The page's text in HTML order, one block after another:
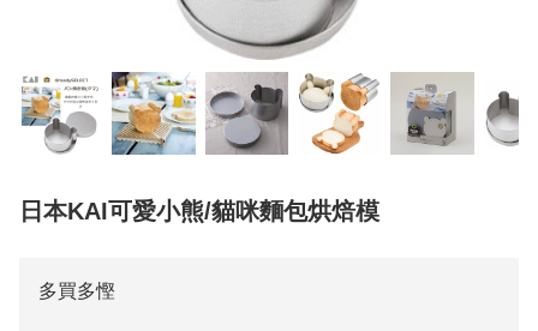
日本KAI可愛小熊/貓咪麵包烘焙模
多買多慳